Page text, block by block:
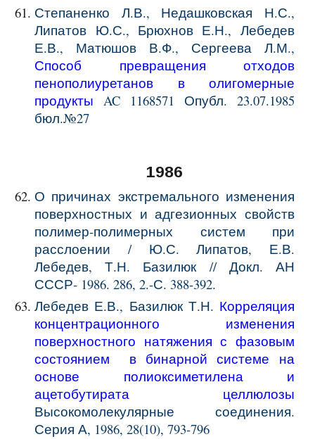
Степаненко Л.В., Недашковская Н.С.,
Липатов Ю.С., Брюхнов Е.Н., Лебедев
Е.В., Матюшов В.Ф., Сергеева Л.М.,
Способ превращения отходов
пенополиуретанов в олигомерные
продукты AC 1168571 Опубл. 23.07.1985
бюл.№27
1986
О причинах экстремального изменения
поверхностных и адгезионных свойств
полимер-полимерных систем при
расслоении / Ю.С. Липатов, Е.В.
Лебедев, Т.Н. Базилюк // Докл. АН
СССР- 1986. 286, 2.-С. 388-392.
Лебедев Е.В., Базилюк Т.Н. Корреляция
концентрационного изменения
поверхностного натяжения с фазовым
состоянием в бинарной системе на
основе полиоксиметилена и
ацетобутирата целлюлозы
Высокомолекулярные соединения.
Серия А, 1986, 28(10), 793-796